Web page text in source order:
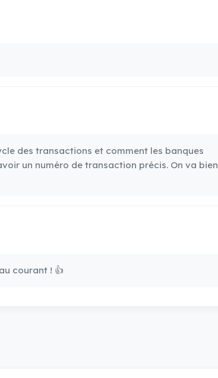
des transactions et comment les banques
un numéro de transaction précis. On va bien
courant ! 👍